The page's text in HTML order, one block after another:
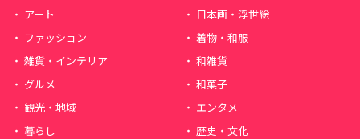
アート
日本画・浮世絵
ファッション
着物・和服
雑貨・インテリア
和雑貨
グルメ
和菓子
観光・地域
エンタメ
暮らし
歴史・文化